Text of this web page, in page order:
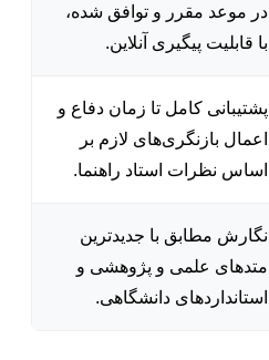
در موعد مقرر و توافق شده،
با قابلیت پیگیری آنلاین.
پشتیبانی کامل تا زمان دفاع و
اعمال بازنگری‌های لازم بر
اساس نظرات استاد راهنما.
نگارش مطابق با جدیدترین
متدهای علمی و پژوهشی و
استانداردهای دانشگاهی.